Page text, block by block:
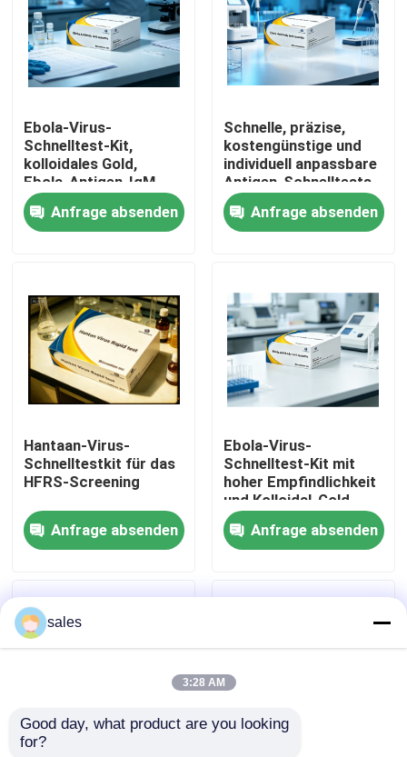
Heim
Über uns
Werksbesichtigung
Qualitätskontrolle
Kontakt mit uns
Rechtssachen
ELISA Test Kit
Ebola-Virus-
Schnelltest-Kit,
kolloidales Gold,
Ebola-Antigen-IgM-
Antikörper-
Diagnosetestkassette
für das Notfall-
Anfrage absenden
Schnelle, präzise,
kostengünstige und
individuell anpassbare
Antigen-Schnelltests
für Ebola-Virus-
Antigene
Nichtmaschinenbetrieb
Anfrage absenden
Hantaan-Virus-
Schnelltestkit für das
HFRS-Screening
Anfrage absenden
Ebola-Virus-
Schnelltest-Kit mit
hoher Empfindlichkeit
und Kolloidal-Gold-
Methode für 15
Minuten Ergebnisse
Anfrage absenden
sales
3:28 AM
Good day, what product are you looking
for?